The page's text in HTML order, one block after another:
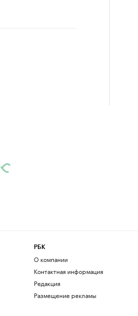
РБК
О компании
Контактная информация
Редакция
Размещение рекламы